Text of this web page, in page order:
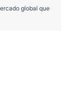
global que